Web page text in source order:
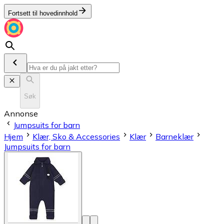
Fortsett til hovedinnhold
Søk
Annonse
Jumpsuits for barn
Hjem
Klær, Sko & Accessories Klær
Barneklær
Jumpsuits for barn